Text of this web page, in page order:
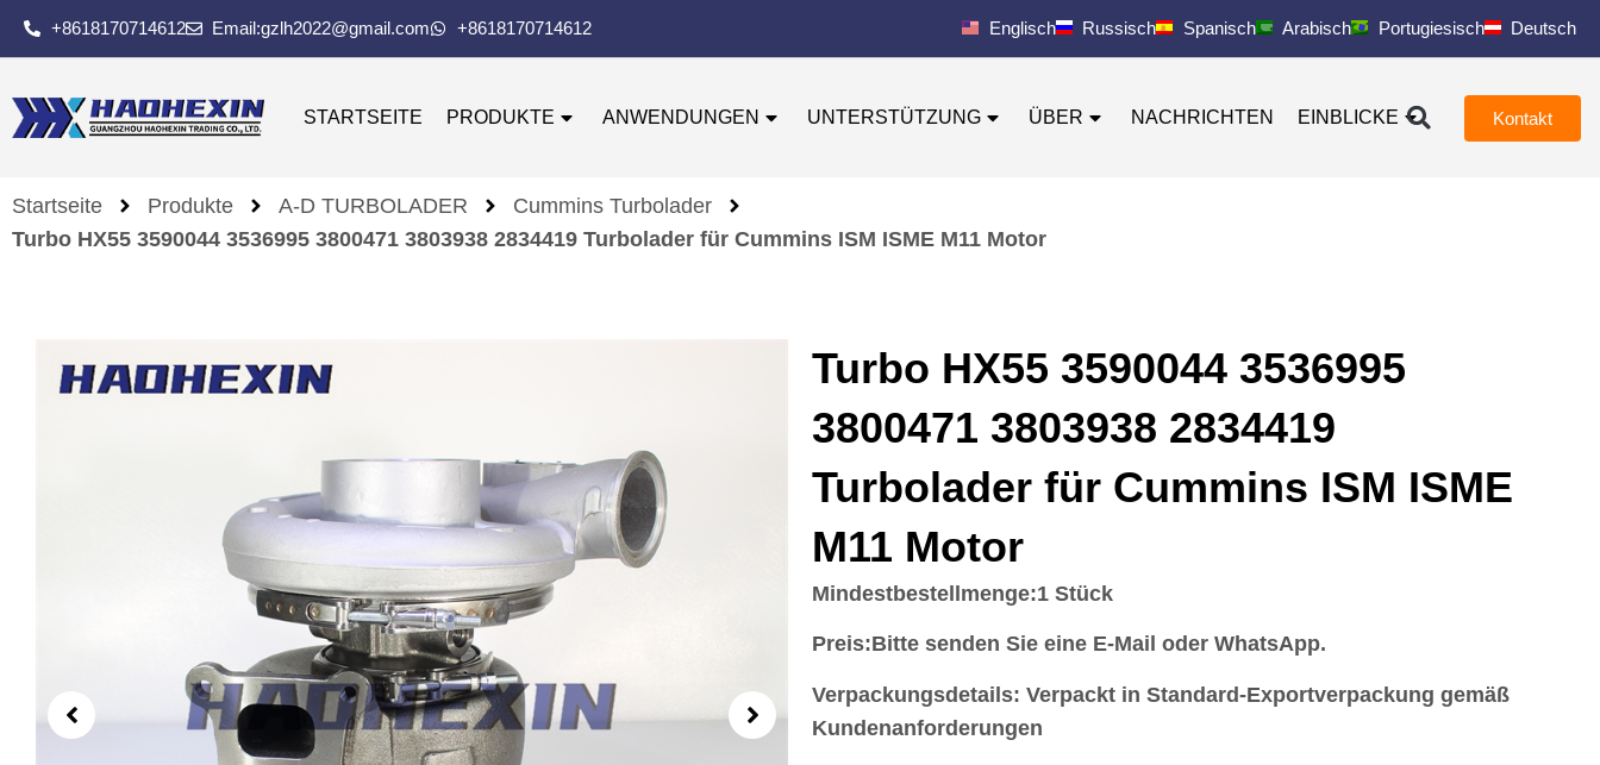
+8618170714612 Email:gzlh2022@gmail.com +8618170714612 Englisch Russisch Spanisch Arabisch Portugiesisch Deutsch
STARTSEITE PRODUKTE ANWENDUNGEN UNTERSTÜTZUNG ÜBER NACHRICHTEN EINBLICKE Kontakt
Startseite Produkte A-D TURBOLADER
Cummins Turbolader
Turbo HX55 3590044 3536995 3800471 3803938 2834419 Turbolader für Cummins ISM ISME M11 Motor
Turbo HX55 3590044 3536995
3800471 3803938 2834419
Turbolader für Cummins ISM ISME
M11 Motor
Mindestbestellmenge:1 Stück
Preis:Bitte senden Sie eine E-Mail oder WhatsApp.
Verpackungsdetails: Verpackt in Standard-Exportverpackung gemäß
Kundenanforderungen